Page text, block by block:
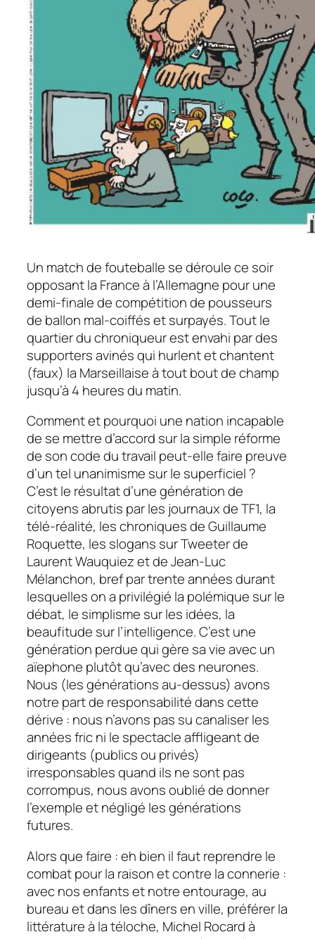
Un match de fouteballe se déroule ce soir
opposant la France à l’Allemagne pour une
demi-finale de compétition de pousseurs
de ballon mal-coiffés et surpayés. Tout le
quartier du chroniqueur est envahi par des
supporters avinés qui hurlent et chantent
(faux) la Marseillaise à tout bout de champ
jusqu’à 4 heures du matin.
Comment et pourquoi une nation incapable
de se mettre d’accord sur la simple réforme
de son code du travail peut-elle faire preuve
d’un tel unanimisme sur le superficiel ?
C’est le résultat d’une génération de
citoyens abrutis par les journaux de TF1, la
télé-réalité, les chroniques de Guillaume
Roquette, les slogans sur Tweeter de
Laurent Wauquiez et de Jean-Luc
Mélanchon, bref par trente années durant
lesquelles on a privilégié la polémique sur le
débat, le simplisme sur les idées, la
beaufitude sur l’intelligence. C’est une
génération perdue qui gère sa vie avec un
aïephone plutôt qu’avec des neurones.
Nous (les générations au-dessus) avons
notre part de responsabilité dans cette
dérive : nous n’avons pas su canaliser les
années fric ni le spectacle affligeant de
dirigeants (publics ou privés)
irresponsables quand ils ne sont pas
corrompus, nous avons oublié de donner
l’exemple et négligé les générations
futures.
Alors que faire : eh bien il faut reprendre le
combat pour la raison et contre la connerie :
avec nos enfants et notre entourage, au
bureau et dans les dîners en ville, préférer la
littérature à la téloche, Michel Rocard à